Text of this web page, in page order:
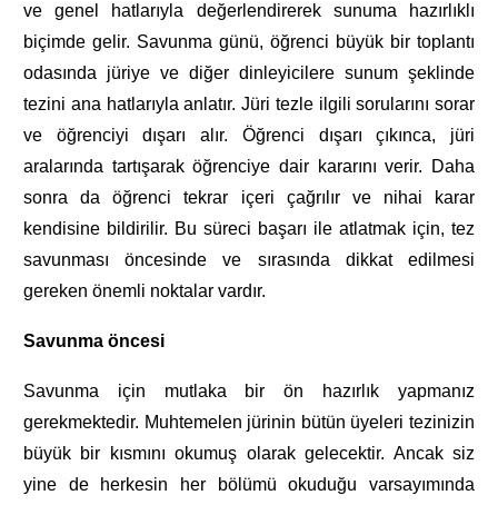
ve genel hatlarıyla değerlendirerek sunuma hazırlıklı
biçimde gelir. Savunma günü, öğrenci büyük bir toplantı
odasında jüriye ve diğer dinleyicilere sunum şeklinde
tezini ana hatlarıyla anlatır. Jüri tezle ilgili sorularını sorar
ve öğrenciyi dışarı alır. Öğrenci dışarı çıkınca, jüri
aralarında tartışarak öğrenciye dair kararını verir. Daha
sonra da öğrenci tekrar içeri çağrılır ve nihai karar
kendisine bildirilir. Bu süreci başarı ile atlatmak için, tez
savunması öncesinde ve sırasında dikkat edilmesi
gereken önemli noktalar vardır.
Savunma öncesi
Savunma için mutlaka bir ön hazırlık yapmanız
gerekmektedir. Muhtemelen jürinin bütün üyeleri tezinizin
büyük bir kısmını okumuş olarak gelecektir. Ancak siz
yine de herkesin her bölümü okuduğu varsayımında